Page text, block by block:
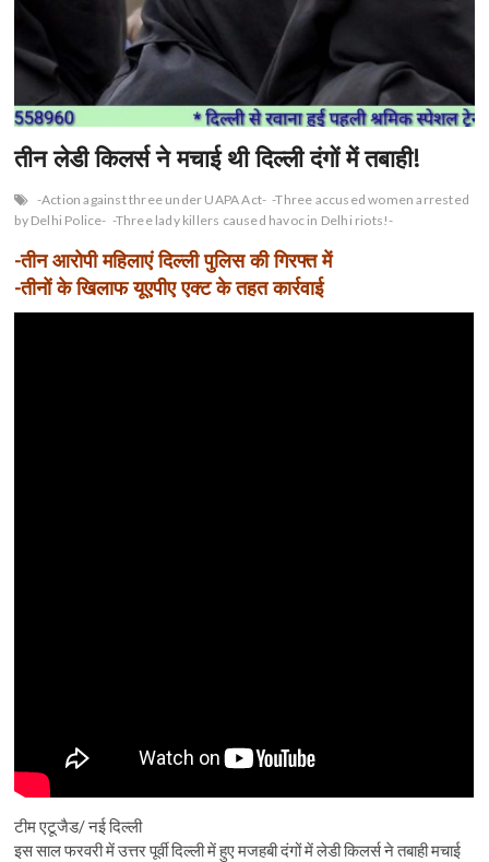
तीन लेडी किलर्स ने मचाई थी दिल्ली दंगों में तबाही!
-Action against three under UAPA Act- -Three accused women arrested
by Delhi Police- -Three lady killers caused havoc in Delhi riots!-
-तीन आरोपी महिलाएं दिल्ली पुलिस की गिरफ्त में
-तीनों के खिलाफ यूएपीए एक्ट के तहत कार्रवाई
टीम एटूजैड/ नई दिल्ली
इस साल फरवरी में उत्तर पूर्वी दिल्ली में हुए मजहबी दंगों में लेडी किलर्स ने तबाही मचाई